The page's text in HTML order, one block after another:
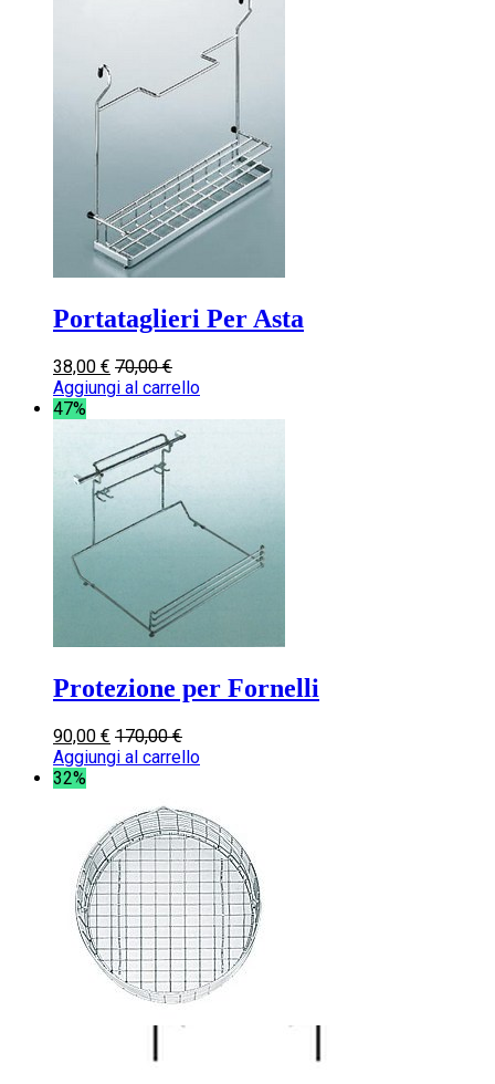
Portataglieri Per Asta
38,00 € 70,00€
Aggiungi al carrello
47%
Protezione per Fornelli
90,00 € 170,00€
Aggiungi al carrello
32%